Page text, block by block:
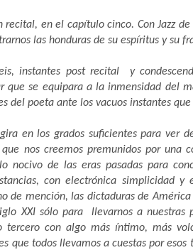
recital, en el capítulo cinco. Con Jazz
las honduras de su espíritus y su
instantes post recital y
que se equipara a la inmensidad del
del poeta ante los vacuos instantes
en los grados suficientes para ver
nos creemos premunidos por una
nocivo de las eras pasadas para
con electrónica simplicidad
de mención, las dictaduras de
XXI sólo para llevarnos a nuestras
tercero con algo más íntimo, más
que todos llevamos a cuestas por